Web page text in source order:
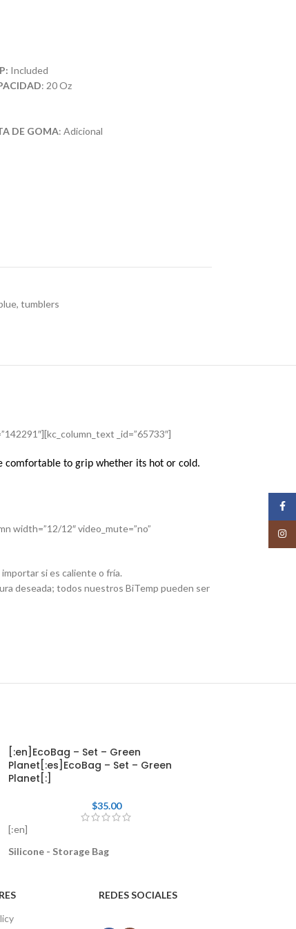
Included
: 20 Oz
DE GOMA: Adicional
, tumblers
_id=”65733″]
comfortable to grip whether its hot or cold.
width=”12/12″ video_mute=”no”
si es caliente o fría.
deseada; todos nuestros BiTemp pueden ser
[:en]EcoBag – Set – Green
Planet[:es]EcoBag – Set – Green
Planet[:]
$35.00
[:en]
Silicone - Storage Bag
Item Number
: EBS001-WH
17x3x12cm
REDES SOCIALES